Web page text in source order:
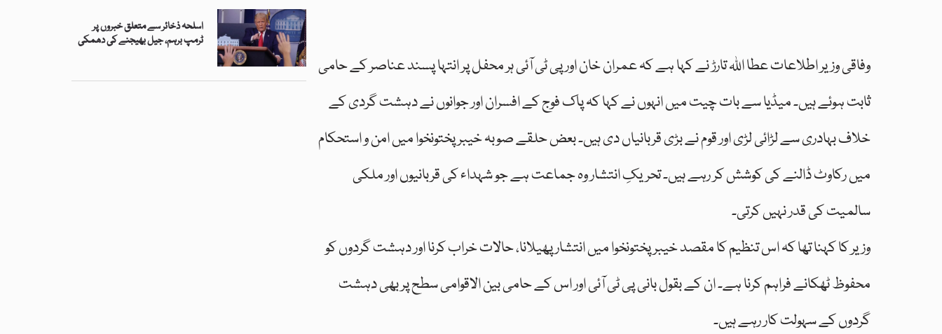
اسلحہ ذخائر سے متعلق خبروں پر
ٹرمپ برہم، جیل بھیجنے کی دھمکی
وفاقی وزیر اطلاعات عطا اللہ تارڑ نے کہا ہے کہ عمران خان اور پی ٹی آئی ہر محفل پر انتہا پسند عناصر کے حامی
ثابت ہوئے ہیں۔ میڈیا سے بات چیت میں انہوں نے کہا کہ پاک فوج کے افسران اور جوانوں نے دہشت گردی کے
خلاف بہادری سے لڑائی لڑی اور قوم نے بڑی قربانیاں دی ہیں۔ بعض حلقے صوبہ خیبر پختونخوا میں امن و استحکام
میں رکاوٹ ڈالنے کی کوشش کر رہے ہیں۔ تحریکِ انتشار وہ جماعت ہے جو شہداء کی قربانیوں اور ملکی
سالمیت کی قدر نہیں کرتی۔
وزیر کا کہنا تھا کہ اس تنظیم کا مقصد خیبر پختونخوا میں انتشار پھیلانا، حالات خراب کرنا اور دہشت گردوں کو
محفوظ ٹھکانے فراہم کرنا ہے۔ ان کے بقول بانی پی ٹی آئی اور اس کے حامی بین الاقوامی سطح پر بھی دہشت
گردوں کے سہولت کار رہے ہیں۔